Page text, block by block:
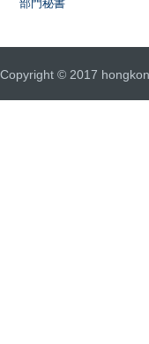
部門秘書
Copyright © 2017